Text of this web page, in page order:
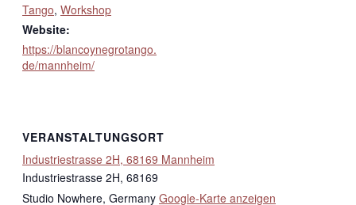
Tango, Workshop
Website:
https://blancoynegrotango.
de/mannheim/
VERANSTALTUNGSORT
Industriestrasse 2H, 68169 Mannheim
Industriestrasse 2H, 68169
Studio Nowhere, Germany Google-Karte anzeigen